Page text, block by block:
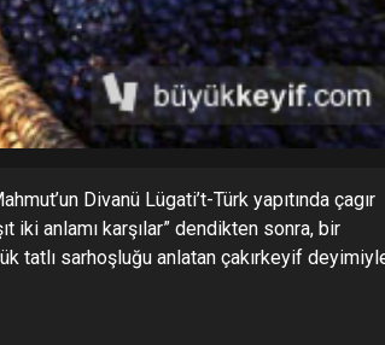
Divanü Lügati’t-Türk yapıtında çagır
iki anlamı karşılar” dendikten sonra, bir
tatlı sarhoşluğu anlatan çakırkeyif